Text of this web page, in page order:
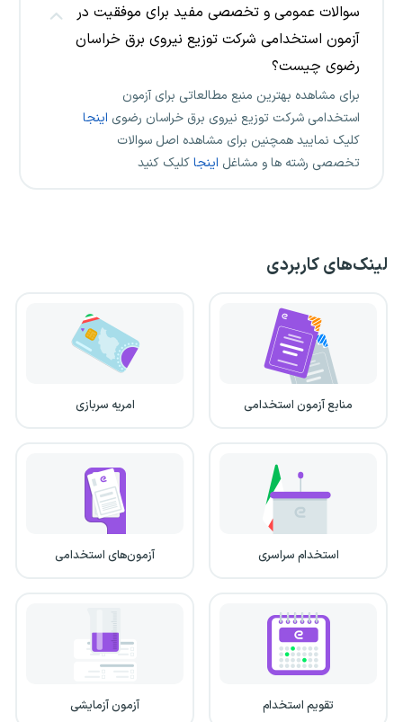
سوالات عمومی و تخصصی مفید برای موفقیت در
آزمون استخدامی شرکت توزیع نیروی برق خراسان
رضوی چیست؟
برای مشاهده بهترین منبع مطالعاتی برای آزمون
استخدامی شرکت توزیع نیروی برق خراسان رضوی اینجا
کلیک نمایید همچنین برای مشاهده اصل سوالات
تخصصی رشته ها و مشاغل اینجاکلیک کنید
لینک‌های کاربردی
منابع آزمون استخدامی امریه سربازی
استخدام سراسری آزمون‌های استخدامی
تقویم استخدام آزمون آزمایشی